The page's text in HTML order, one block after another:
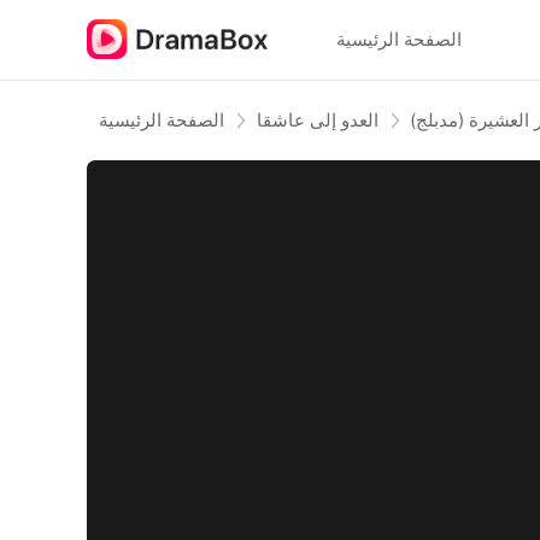
الصفحة الرئيسية
الصفحة الرئيسية العدو إلى عاشقا العشيرة (مدبلج)